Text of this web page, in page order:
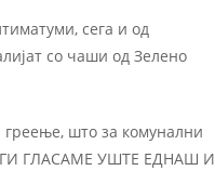
сега и од
со чаши од Зелено
греење, што за комунални
ГИ ГЛАСАМЕ УШТЕ ЕДНАШ И